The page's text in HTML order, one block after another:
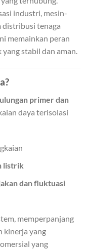
industri, mesin-
distribusi tenaga
memainkan peran
stabil dan aman.
primer dan
daya terisolasi
listrik
dan fluktuasi
memperpanjang
kinerja yang
yang